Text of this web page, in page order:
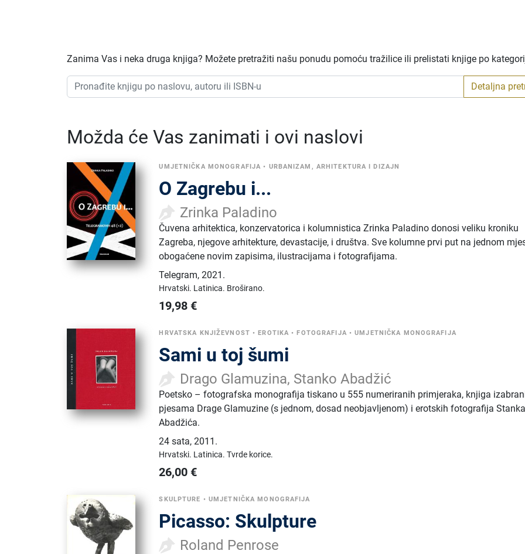
Zanima Vas i neka druga knjiga? Možete pretražiti našu ponudu pomoću tražilice ili prelistati knjige po
Detaljna
Možda će Vas zanimati i ovi naslovi
UMJETNIČKA MONOGRAFIJA • URBANIZAM, ARHITEKTURA I DIZAJN
O Zagrebu i...
Zrinka Paladino
Čuvena arhitektica, konzervatorica i kolumnistica Zrinka Paladino donosi veliku kroniku
Zagreba, njegove arhitekture, devastacije, i društva. Sve kolumne prvi put na jednom
obogaćene novim zapisima, ilustracijama i fotografijama.
Telegram,2021.
Hrvatski. Latinica. Broširano.
19,98 €
HRVATSKA KNJIŽEVNOST •EROTIKA •FOTOGRAFIJA •UMJETNIČKA MONOGRAFIJA
Sami u toj šumi
Drago Glamuzina, Stanko Abadžić
Poetsko – fotografska monografija tiskano u 555 numeriranih primjeraka, knjiga
pjesama Drage Glamuzine (s jednom, dosad neobjavljenom) i erotskih fotografija Stanka
Abadžića.
24 sata,2011.
Hrvatski. Latinica.Tvrde korice.
26,00 €
SKULPTURE • UMJETNIČKA MONOGRAFIJA
Picasso: Skulpture
Roland Penrose